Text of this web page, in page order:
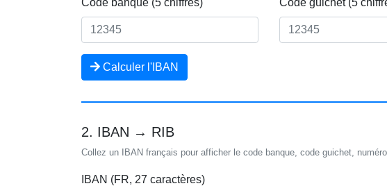
Code banque (5 chiffres) Code guichet (5
Calculer l'IBAN
2. IBAN → RIB
Collez un IBAN français pour afficher le code banque, code guichet,
IBAN (FR, 27 caractères)